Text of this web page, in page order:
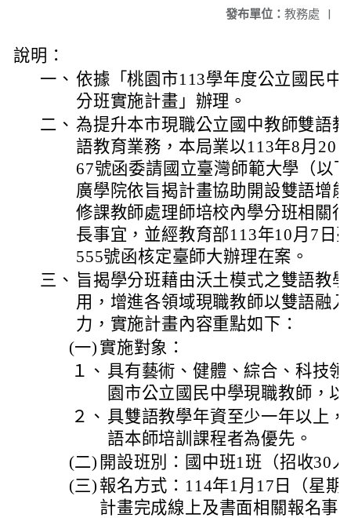
發布單位： 教務處 |
說明：
一、 依據「桃園市113學年度公立國民中
分班實施計畫」辦理。
二、 為提升本市現職公立國中教師雙語
語教育業務，本局業以113年8月20
67號函委請國立臺灣師範大學（以
廣學院依旨揭計畫協助開設雙語增
修課教師處理師培校內學分班相關
長事宜，並經教育部113年10月7日
555號函核定臺師大辦理在案。
三、 旨揭學分班藉由沃土模式之雙語教
用，增進各領域現職教師以雙語融
力，實施計畫內容重點如下：
(一) 實施對象：
１、 具有藝術、健體、綜合、科技
園市公立國民中學現職教師，
２、 具雙語教學年資至少一年以上
語本師培訓課程者為優先。
(二) 開設班別：國中班1班（招收30
(三) 報名方式：114年1月17日（星
計畫完成線上及書面相關報名事